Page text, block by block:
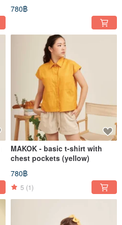
(yellow)
780฿
MAKOK - basic t-shirt with
chest pockets (yellow)
780฿
5 (1)